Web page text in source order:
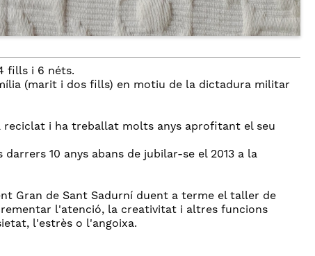
fills i 6 néts.
(marit i dos fills) en motiu de la dictadura militar
reciclat i ha treballat molts anys aprofitant el seu
10 anys abans de jubilar-se el 2013 a la
Gran de Sant Sadurní duent a terme el taller de
l'atenció, la creativitat i altres funcions
l'estrès o l'angoixa.